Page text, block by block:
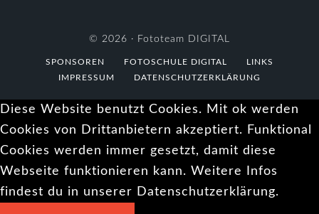
© 2026 · Fototeam DIGITAL
SPONSOREN FOTOSCHULE DIGITAL
LINKS
IMPRESSUM
DATENSCHUTZERKLÄRUNG
Diese Website benutzt Cookies. Mit ok werden
Cookies von Drittanbietern akzeptiert. Funktional
Cookies werden immer gesetzt, damit diese
Webseite funktionieren kann. Weitere Infos
findest du in unserer Datenschutzerklärung.